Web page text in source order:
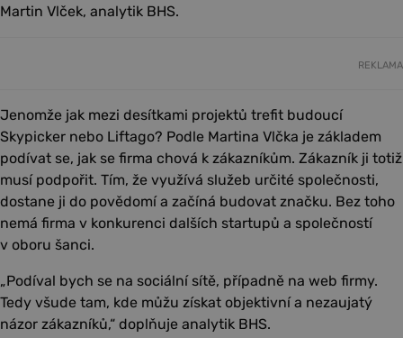
Martin Vlček, analytik BHS.
REKLAMA
Jenomže jak mezi desítkami projektů trefit budoucí
Skypicker nebo Liftago? Podle Martina Vlčka je základem
podívat se, jak se firma chová k zákazníkům. Zákazník ji totiž
musí podpořit. Tím, že využívá služeb určité společnosti,
dostane ji do povědomí a začíná budovat značku. Bez toho
nemá firma v konkurenci dalších startupů a společností
v oboru šanci.
„Podíval bych se na sociální sítě, případně na web firmy.
Tedy všude tam, kde můžu získat objektivní a nezaujatý
názor zákazníků,“ doplňuje analytik BHS.